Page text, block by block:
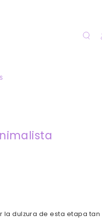
la dulzura de esta etapa tan